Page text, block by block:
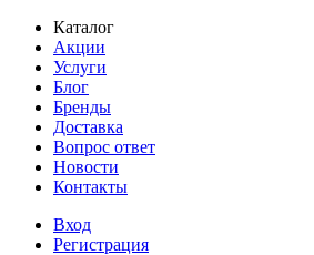
Каталог
Акции
Услуги
Блог
Бренды
Доставка
Вопрос ответ
Новости
Контакты
Вход
Регистрация